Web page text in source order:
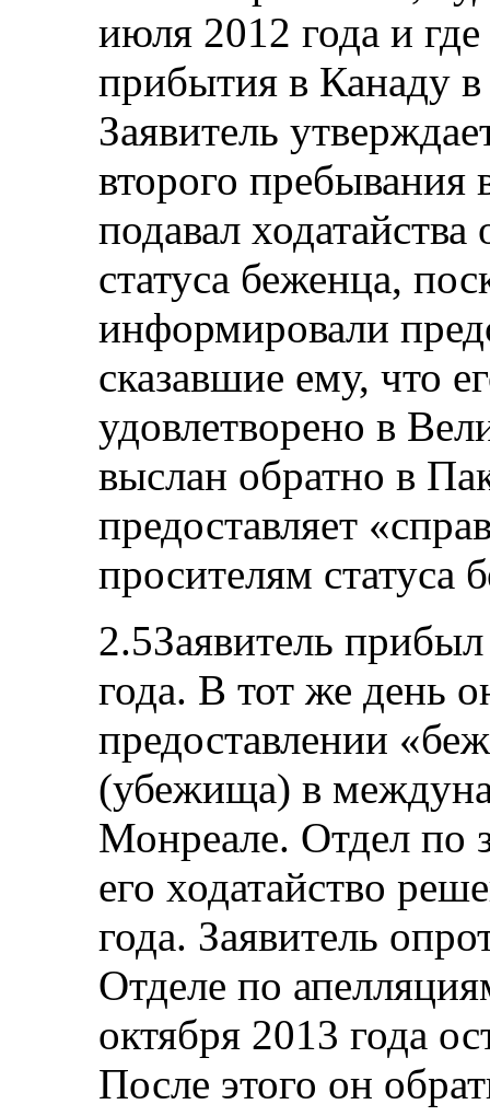
июля 2012 года и где
прибытия в Канаду в
Заявитель
второго пребывания
подавал
статуса беженца,
информировали
сказавшие ему, что
удовлетворено в
выслан обратно в
предоставляет
просителям статуса
2.5Заявитель
года. В тот же день
предоставлении
(убежища) в
Монреале. Отдел по
его ходатайство
года. Заявитель
Отделе по
октября 2013 года
После этого он